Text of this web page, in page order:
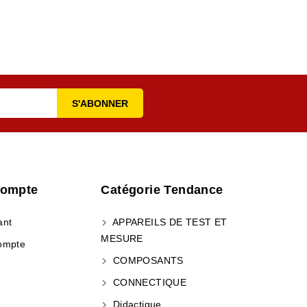
Catégorie Tendance
APPAREILS DE TEST ET
MESURE
COMPOSANTS
CONNECTIQUE
Didactique